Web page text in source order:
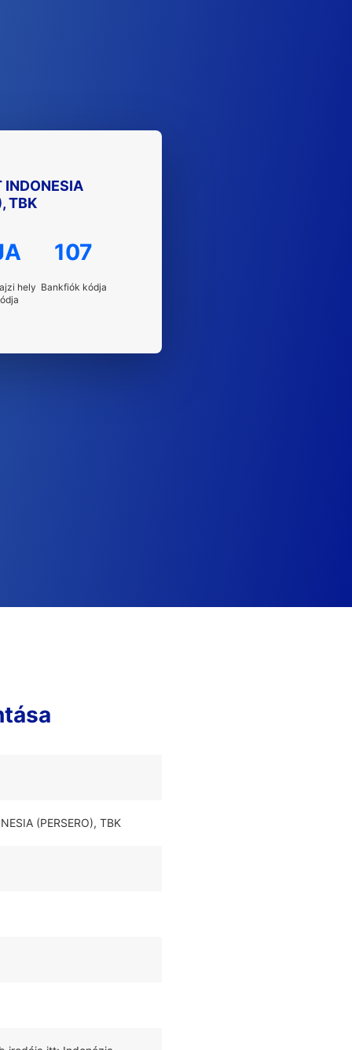
INDONESIA
TBK
hely
107
Bankfiók kódja
(PERSERO), TBK